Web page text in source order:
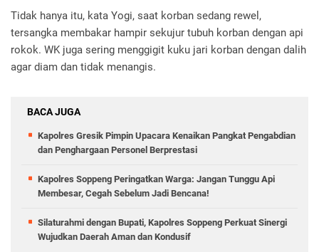
Tidak hanya itu, kata Yogi, saat korban sedang rewel,
tersangka membakar hampir sekujur tubuh korban dengan api
rokok. WK juga sering menggigit kuku jari korban dengan dalih
agar diam dan tidak menangis.
BACA JUGA
Kapolres Gresik Pimpin Upacara Kenaikan Pangkat Pengabdian
dan Penghargaan Personel Berprestasi
Kapolres Soppeng Peringatkan Warga: Jangan Tunggu Api
Membesar, Cegah Sebelum Jadi Bencana!
Silaturahmi dengan Bupati, Kapolres Soppeng Perkuat Sinergi
Wujudkan Daerah Aman dan Kondusif